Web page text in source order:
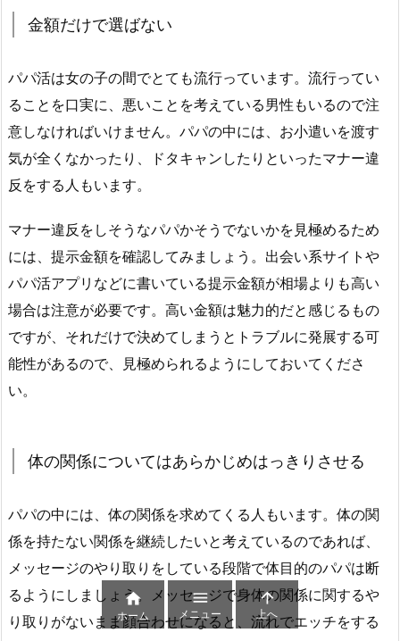
金額だけで選ばない
パパ活は女の子の間でとても流行っています。流行ってい
ることを口実に、悪いことを考えている男性もいるので注
意しなければいけません。パパの中には、お小遣いを渡す
気が全くなかったり、ドタキャンしたりといったマナー違
反をする人もいます。
マナー違反をしそうなパパかそうでないかを見極めるため
には、提示金額を確認してみましょう。出会い系サイトや
パパ活アプリなどに書いている提示金額が相場よりも高い
場合は注意が必要です。高い金額は魅力的だと感じるもの
ですが、それだけで決めてしまうとトラブルに発展する可
能性があるので、見極められるようにしておいてくださ
い。
体の関係についてはあらかじめはっきりさせる
パパの中には、体の関係を求めてくる人もいます。体の関
係を持たない関係を継続したいと考えているのであれば、
メッセージのやり取りをしている段階で体目的のパパは断
るようにしましょう。メッセージで身体の関係に関するや
り取りがないまま顔合わせになると、流れでエッチをする

ホーム

メニュー

上へ